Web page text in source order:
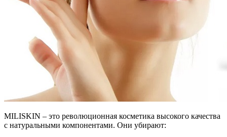
MILISKIN – это революционная косметика высокого качества
с натуральными компонентами. Они убирают: